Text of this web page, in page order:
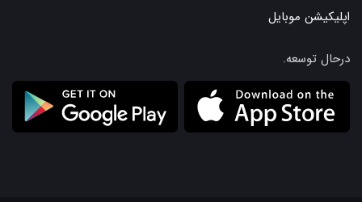
اپلیکیشن موبایل
درحال توسعه.